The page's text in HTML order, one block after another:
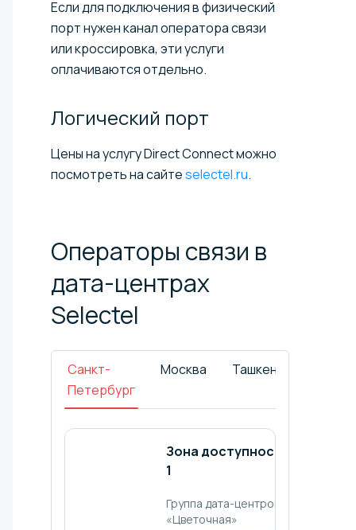
Если для подключения в физический
порт нужен канал оператора связи
или кроссировка, эти услуги
оплачиваются отдельно.
Логический порт
Цены на услугу Direct Connect можно
посмотреть на сайтеselectel.ru.
Операторы связи в
дата-центрах
Selectel
Санкт-
Петербург
Москва Ташкент
Зона доступности
1
Группа дата-центров
«Цветочная»